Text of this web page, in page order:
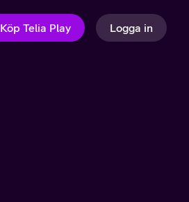
Köp Telia Play Logga in